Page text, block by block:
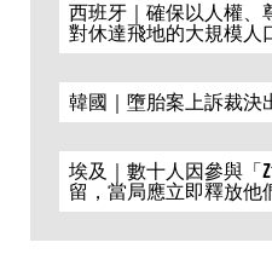
西班牙｜確保以人權、
對休達飛地的大規模人
韓國｜墮胎案上訴裁決
埃及｜數十人因參與「
留，當局應立即釋放他